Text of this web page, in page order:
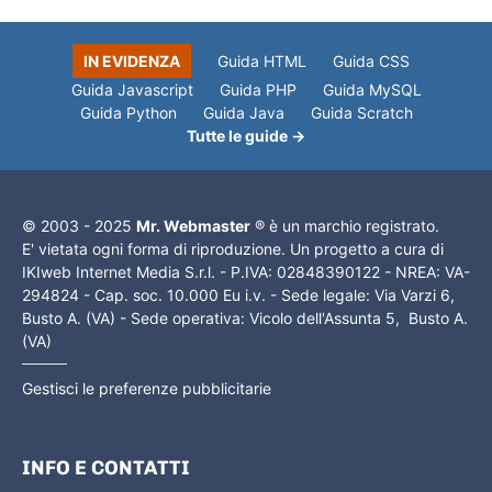
IN EVIDENZA Guida HTML
Guida CSS
Guida Javascript
Guida PHP
Guida MySQL
Guida Python
Guida Java
Guida Scratch
Tutte le guide →
© 2003 - 2025 Mr. Webmaster ® è un marchio registrato.
E' vietata ogni forma di riproduzione. Un progetto a cura di
IKIweb Internet Media S.r.l. - P.IVA: 02848390122 - NREA: VA-
294824 - Cap. soc. 10.000 Eu i.v. - Sede legale: Via Varzi 6,
Busto A. (VA) - Sede operativa: Vicolo dell'Assunta 5, Busto A.
(VA)
Gestisci le preferenze pubblicitarie
INFO E CONTATTI